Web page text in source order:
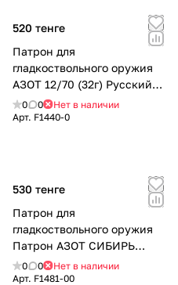
520 тенге
Патрон для
гладкоствольного оружия
АЗОТ 12/70 (32г) Русский
Охотник №0 б/к Порох РФ
0 0
Нет в наличии
Арт. F1440-0
530 тенге
Патрон для
гладкоствольного оружия
Патрон АЗОТ СИБИРЬ
12/70/32 Б/К № 00 Порох ЕС
0 0
Нет в наличии
Арт. F1481-00